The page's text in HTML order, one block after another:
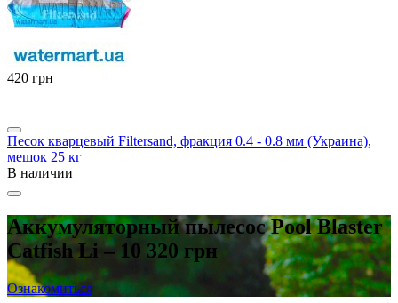
‍420‍ грн
Песок кварцевый Filtersand, фракция 0.4 - 0.8 мм (Украина),
мешок 25 кг
В наличии
Аккумуляторный пылесос Pool Blaster
Catfish Li – 10 320 грн
Ознакомиться